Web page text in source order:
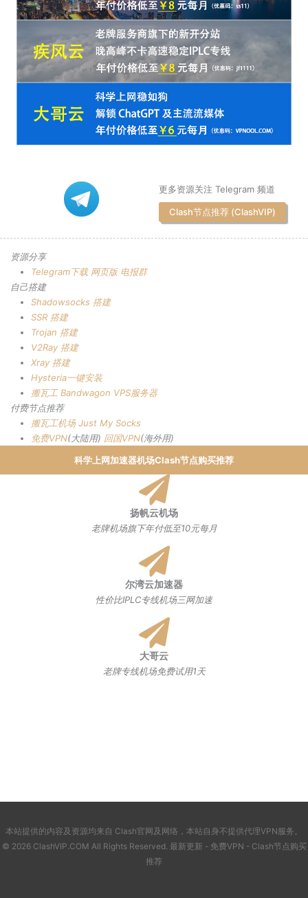
更多资源关注 Telegram 频道
Clash节点推荐 (ClashVIP)
资源分享
Telegram下载 网页版 电报群
自己搭建
Shadowsocks 搭建
SSR 搭建
Trojan 搭建
V2Ray 搭建
Xray 搭建
Hysteria一键安装
搬瓦工 Bandwagon VPS服务器
付费节点推荐
搬瓦工机场 Just My Socks
免费VPN(大陆用) 回国VPN(海外用)
科学上网加速器机场Clash节点购买推荐
扬帆云机场
老牌机场旗下年付低至10元每月
尔湾云加速器
性价比IPLC专线机场三网加速
大哥云
老牌专线机场免费试用1天
本站提供的内容及资源均来自 Clash官网及网络，本站自身不提供代理VPN服务。
© 2026 ClashVIP.COM All Rights Reserved. 最新更新 - 免费VPN - Clash节点购买
推荐